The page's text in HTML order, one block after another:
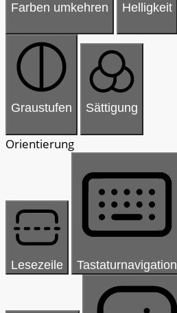
Farben umkehren Helligkeit
Graustufen Sättigung
Orientierung
Lesezeile Tastaturnavigation